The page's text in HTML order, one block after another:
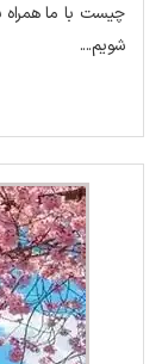
چیست با ما همراه
شویم....